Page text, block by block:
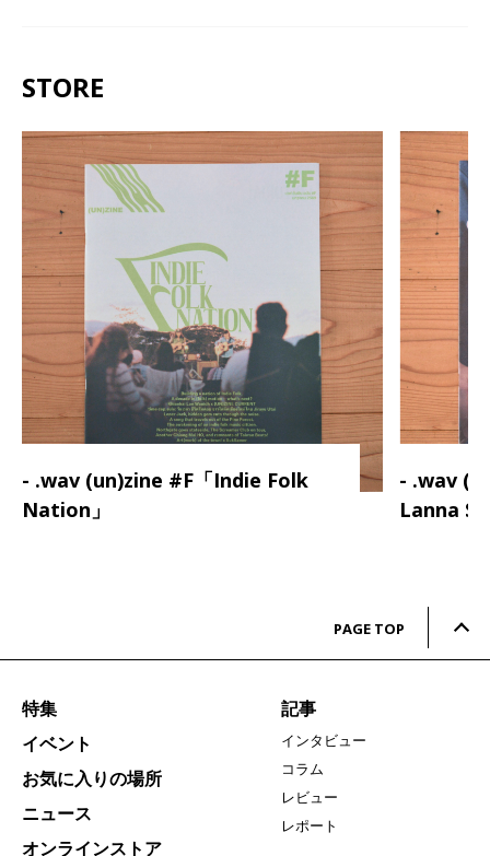
STORE
- .wav (un)zine #F「Indie Folk
Nation」
- .wav
Lanna
PAGE TOP
特集
イベント
お気に入りの場所
ニュース
オンラインストア
記事
インタビュー
コラム
レビュー
レポート